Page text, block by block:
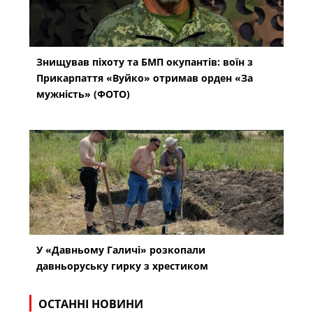
Знищував піхоту та БМП окупантів: воїн з
Прикарпаття «Вуйко» отримав орден «За
мужність» (ФОТО)
У «Давньому Галичі» розкопали
давньоруську гирку з хрестиком
ОСТАННІ НОВИНИ